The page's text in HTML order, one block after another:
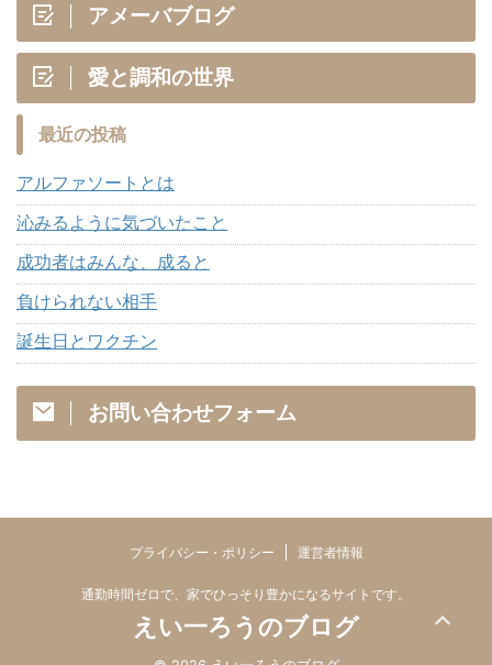
アメーバブログ
愛と調和の世界
最近の投稿
アルファソートとは
沁みるように気づいたこと
成功者はみんな、成ると
負けられない相手
誕生日とワクチン
お問い合わせフォーム
プライバシー・ポリシー 運営者情報
通勤時間ゼロで、家でひっそり豊かになるサイトです。
えい一ろうのブログ